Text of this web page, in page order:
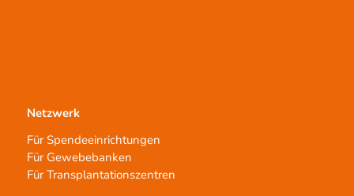
Netzwerk
Für Spendeeinrichtungen
Für Gewebebanken
Für Transplantationszentren